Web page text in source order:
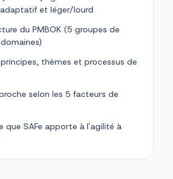
et léger/lourd
du PMBOK (5 groupes de
thèmes et processus de
selon les 5 facteurs de
que SAFe apporte à l'agilité à